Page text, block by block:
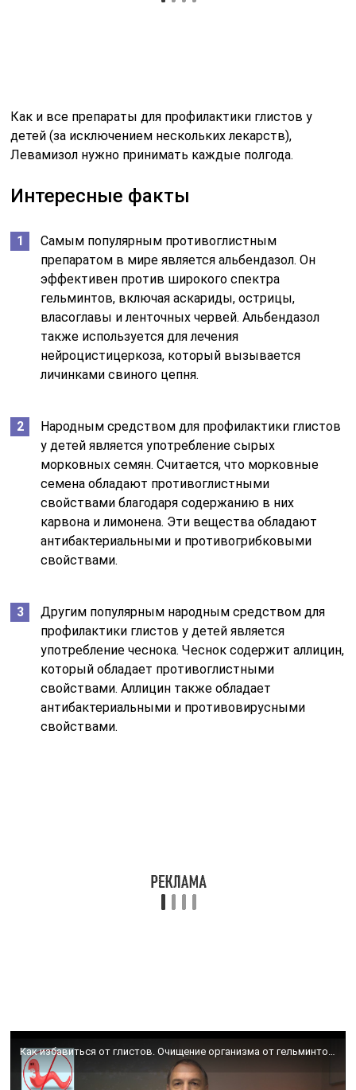
Как и все препараты для профилактики глистов у
детей (за исключением нескольких лекарств),
Левамизол нужно принимать каждые полгода.
Интересные факты
Самым популярным противоглистным
препаратом в мире является альбендазол. Он
эффективен против широкого спектра
гельминтов, включая аскариды, острицы,
власоглавы и ленточных червей. Альбендазол
также используется для лечения
нейроцистицеркоза, который вызывается
личинками свиного цепня.
Народным средством для профилактики глистов
у детей является употребление сырых
морковных семян. Считается, что морковные
семена обладают противоглистными
свойствами благодаря содержанию в них
карвона и лимонена. Эти вещества обладают
антибактериальными и противогрибковыми
свойствами.
Другим популярным народным средством для
профилактики глистов у детей является
употребление чеснока. Чеснок содержит аллицин,
который обладает противоглистными
свойствами. Аллицин также обладает
антибактериальными и противовирусными
свойствами.